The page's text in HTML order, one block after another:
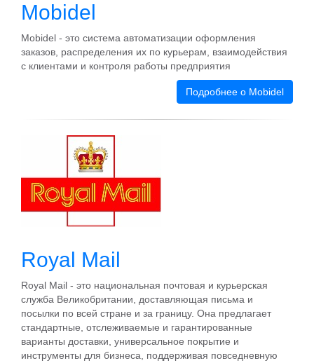
Mobidel
Mobidel - это система автоматизации оформления
заказов, распределения их по курьерам, взаимодействия
с клиентами и контроля работы предприятия
Подробнее о Mobidel
Royal Mail
Royal Mail - это национальная почтовая и курьерская
служба Великобритании, доставляющая письма и
посылки по всей стране и за границу. Она предлагает
стандартные, отслеживаемые и гарантированные
варианты доставки, универсальное покрытие и
инструменты для бизнеса, поддерживая повседневную